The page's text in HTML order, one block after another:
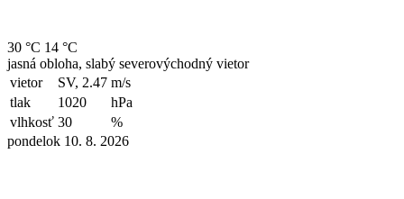
30 °C 14 °C
jasná obloha, slabý severovýchodný vietor
vietor
SV, 2.47 m/s
tlak
1020
hPa
vlhkosť 30
%
pondelok 10. 8. 2026